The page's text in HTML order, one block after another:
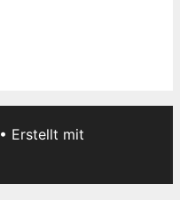
• Erstellt mit